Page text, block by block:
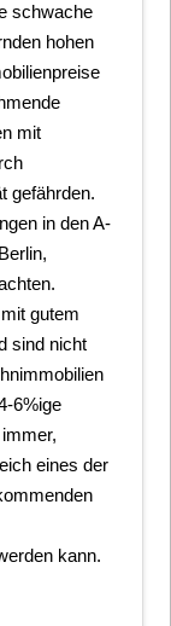
schwache
hohen
mit
gefährden.
in den A-
gutem
sind nicht
6%ige
eines der
kann.